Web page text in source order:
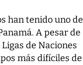
han tenido uno de
A pesar de
de Naciones
más difíciles de